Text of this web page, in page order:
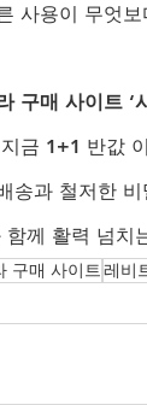
사용이 무엇
구매 사이트 ‘
금 1+1 반값
송과 철저한
께 활력 넘치
구매 사이트레비